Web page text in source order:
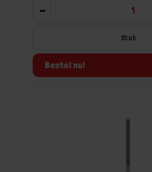
-
Bestel nu!